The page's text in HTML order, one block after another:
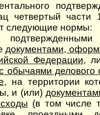
четвертый части
следующие нормы:
до­ку­мен­та­ми,
Федерации,
обычаями
, на территории
и (или)
(в том числе